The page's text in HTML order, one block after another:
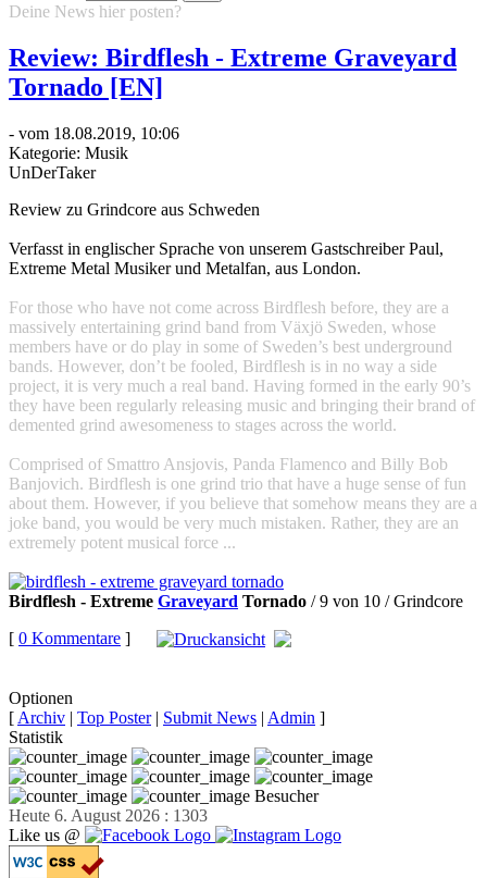
Deine News hier posten?
Review: Birdflesh - Extreme Graveyard
Tornado [EN]
- vom 18.08.2019, 10:06
Kategorie: Musik
UnDerTaker
Review zu Grindcore aus Schweden
Verfasst in englischer Sprache von unserem Gastschreiber Paul,
Extreme Metal Musiker und Metalfan, aus London.
For those who have not come across Birdflesh before, they are a
massively entertaining grind band from Växjö Sweden, whose
members have or do play in some of Sweden’s best underground
bands. However, don’t be fooled, Birdflesh is in no way a side
project, it is very much a real band. Having formed in the early 90’s
they have been regularly releasing music and bringing their brand of
demented grind awesomeness to stages across the world.
Comprised of Smattro Ansjovis, Panda Flamenco and Billy Bob
Banjovich. Birdflesh is one grind trio that have a huge sense of fun
about them. However, if you believe that somehow means they are a
joke band, you would be very much mistaken. Rather, they are an
extremely potent musical force ...
Birdflesh - Extreme Graveyard Tornado / 9 von 10 / Grindcore
[ 0 Kommentare ]
Optionen
[ Archiv | Top Poster| Submit News | Admin ]
Statistik
Besucher
Heute 6. August 2026 : 1303
Like us @